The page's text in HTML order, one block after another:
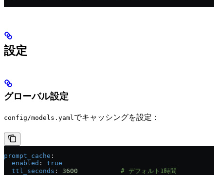
設定
グローバル設定
config/models.yaml でキャッシングを設定：
prompt_cache :
  enabled
: true
  ttl_seconds
: 3600
           # デフォルト1時間